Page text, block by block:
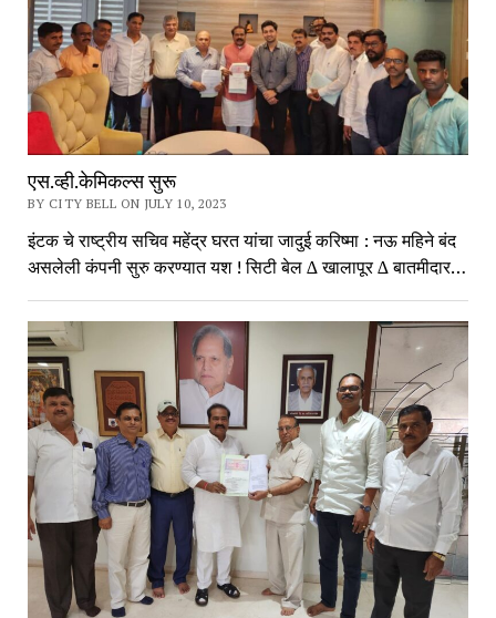
एस.व्ही.केमिकल्स सुरू
BY CITY BELL ON JULY 10, 2023
इंटक चे राष्ट्रीय सचिव महेंद्र घरत यांचा जादुई करिष्मा : नऊ महिने बंद
असलेली कंपनी सुरु करण्यात यश ! सिटी बेल ∆ खालापूर ∆ बातमीदार…